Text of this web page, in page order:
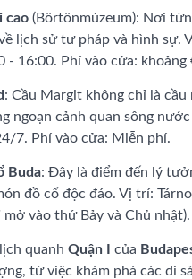
cao (Börtönmúzeum): Nơi
lịch sử tư pháp và hình sự.
- 16:00. Phí vào cửa: khoảng
: Cầu Margit không chỉ là
ngoạn cảnh quan sông
7. Phí vào cửa: Miễn phí.
Buda: Đây là điểm đến lý
đồ cổ độc đáo. Vị trí:
mở vào thứ Bảy và Chủ
quanh Quận I của
từ việc khám phá các di